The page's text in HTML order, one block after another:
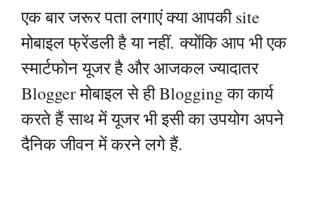
एक बार जरूर पता लगाएं क्या आपकी site
मोबाइल फ्रेंडली है या नहीं.क्योंकि आप भी एक
स्मार्टफोन यूजर है और आजकल ज्यादातर
Blogger मोबाइल से ही Blogging का कार्य
करते हैं साथ में यूजर भी इसी का उपयोग अपने
दैनिक जीवन में करने लगे हैं.